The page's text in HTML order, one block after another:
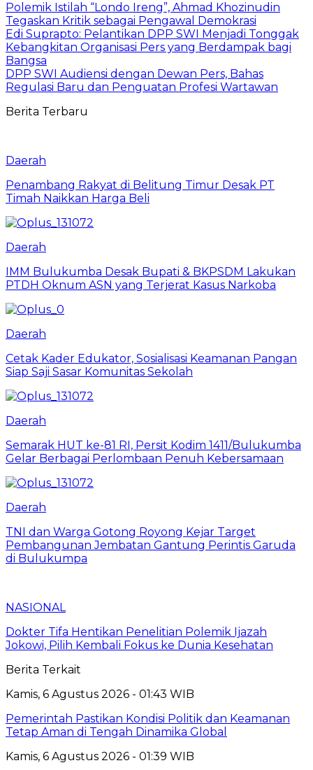
Polemik Istilah “Londo Ireng”, Ahmad Khozinudin
Tegaskan Kritik sebagai Pengawal Demokrasi
Edi Suprapto: Pelantikan DPP SWI Menjadi Tonggak
Kebangkitan Organisasi Pers yang Berdampak bagi
Bangsa
DPP SWI Audiensi dengan Dewan Pers, Bahas
Regulasi Baru dan Penguatan Profesi Wartawan
Berita Terbaru
Daerah
Penambang Rakyat di Belitung Timur Desak PT
Timah Naikkan Harga Beli
Daerah
IMM Bulukumba Desak Bupati & BKPSDM Lakukan
PTDH Oknum ASN yang Terjerat Kasus Narkoba
Daerah
Cetak Kader Edukator, Sosialisasi Keamanan Pangan
Siap Saji Sasar Komunitas Sekolah
Daerah
Semarak HUT ke-81 RI, Persit Kodim 1411/Bulukumba
Gelar Berbagai Perlombaan Penuh Kebersamaan
Daerah
TNI dan Warga Gotong Royong Kejar Target
Pembangunan Jembatan Gantung Perintis Garuda
di Bulukumpa
NASIONAL
Dokter Tifa Hentikan Penelitian Polemik Ijazah
Jokowi, Pilih Kembali Fokus ke Dunia Kesehatan
Berita Terkait
Kamis, 6 Agustus 2026 - 01:43 WIB
Pemerintah Pastikan Kondisi Politik dan Keamanan
Tetap Aman di Tengah Dinamika Global
Kamis, 6 Agustus 2026 - 01:39 WIB